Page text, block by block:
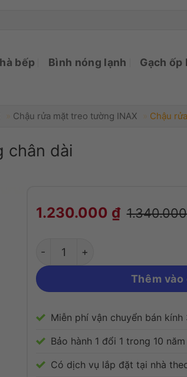
bếp Bình nóng lạnh Gạch ốp
» Chậu rửa mặt treo tường INAX » Chậu
chân dài
1.230.000 ₫
Chậu rửa Inax L-284V/L-
Thêm vào
Miễn phí vận chuyển bán kính
Bảo hành 1 đổi 1 trong 10 năm
Có dịch vụ lắp đặt tại nhà